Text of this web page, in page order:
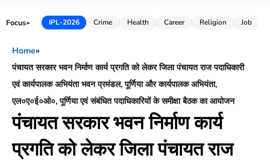
Focus► IPL-2026 Crime Health Career Religion Job
Home»
पंचायत सरकार भवन निर्माण कार्य प्रगति को लेकर जिला पंचायत राज पदाधिकारी
एवं कार्यपालक अभियंता भवन प्रमंडल, पूर्णिया और कार्यपालक अभियंता,
एल०ए०ई०ओ०, पूर्णिया एवं संबंधित पदाधिकारियों के समीक्षा बैठक का आयोजन
पंचायत सरकार भवन निर्माण कार्य
प्रगति को लेकर जिला पंचायत राज